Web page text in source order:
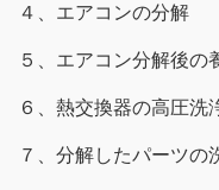
４、エアコンの分解
５、エアコン分解後の
６、熱交換器の高圧洗
７、分解したパーツの